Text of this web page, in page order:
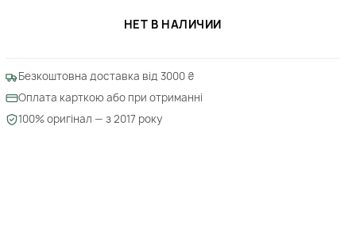
НЕТ В НАЛИЧИИ
Безкоштовна доставка від 3000 ₴
Оплата карткою або при отриманні
100% оригінал — з 2017 року